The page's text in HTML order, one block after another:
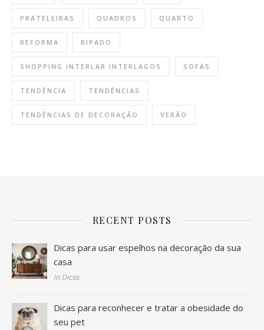
PRATELEIRAS QUADROS QUARTO
REFORMA RIPADO
SHOPPING INTERLAR INTERLAGOS SOFÁS
TENDÊNCIA TENDÊNCIAS
TENDÊNCIAS DE DECORAÇÃO VERÃO
RECENT POSTS
Dicas para usar espelhos na decoração da sua
casa
In Dicas
Dicas para reconhecer e tratar a obesidade do
seu pet